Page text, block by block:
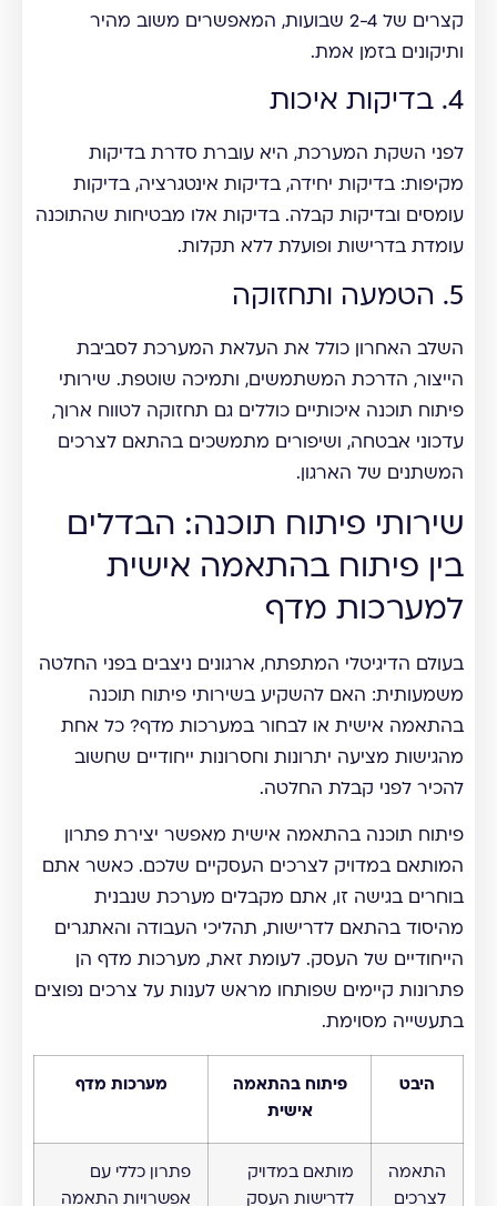
קצרים של 2-4 שבועות, המאפשרים משוב מהיר
ותיקונים בזמן אמת.
4. בדיקות איכות
לפני השקת המערכת, היא עוברת סדרת בדיקות
מקיפות: בדיקות יחידה, בדיקות אינטגרציה, בדיקות
עומסים ובדיקות קבלה. בדיקות אלו מבטיחות שהתוכנה
עומדת בדרישות ופועלת ללא תקלות.
5. הטמעה ותחזוקה
השלב האחרון כולל את העלאת המערכת לסביבת
הייצור, הדרכת המשתמשים, ותמיכה שוטפת. שירותי
פיתוח תוכנה איכותיים כוללים גם תחזוקה לטווח ארוך,
עדכוני אבטחה, ושיפורים מתמשכים בהתאם לצרכים
המשתנים של הארגון.
שירותי פיתוח תוכנה: הבדלים
בין פיתוח בהתאמה אישית
למערכות מדף
בעולם הדיגיטלי המתפתח, ארגונים ניצבים בפני החלטה
משמעותית: האם להשקיע בשירותי פיתוח תוכנה
בהתאמה אישית או לבחור במערכות מדף? כל אחת
מהגישות מציעה יתרונות וחסרונות ייחודיים שחשוב
להכיר לפני קבלת החלטה.
פיתוח תוכנה בהתאמה אישית מאפשר יצירת פתרון
המותאם במדויק לצרכים העסקיים שלכם. כאשר אתם
בוחרים בגישה זו, אתם מקבלים מערכת שנבנית
מהיסוד בהתאם לדרישות, תהליכי העבודה והאתגרים
הייחודיים של העסק. לעומת זאת, מערכות מדף הן
פתרונות קיימים שפותחו מראש לענות על צרכים נפוצים
בתעשייה מסוימת.
היבט
פיתוח בהתאמה
אישית
מערכות מדף
התאמה
לצרכים
מותאם במדויק
לדרישות העסק
פתרון כללי עם
אפשרויות התאמה